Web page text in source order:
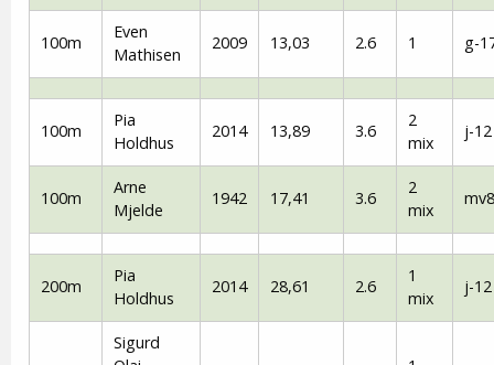
100m
Even
Mathisen
2009 13,03 2.6 1 g-
100m
Pia
Holdhus
2014 13,89 3.6
2
mix
j-12
100m
Arne
Mjelde
1942 17,41 3.6
2
mix
200m
Pia
Holdhus
2014 28,61 2.6
1
mix
j-12
Sigurd